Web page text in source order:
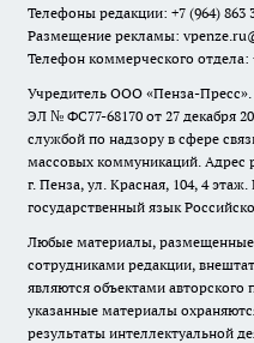
Телефоны редакции: +7 (964) 863
Размещение рекламы:
Телефон коммерческого отдела:
Учредитель ООО «Пенза-
ЭЛ № ФС77-68170 от 27 декабря
службой по надзору в сфере
массовых коммуникаций. Адрес
г. Пенза, ул. Красная, 104, 4
государственный язык
Любые материалы, размещенные
сотрудниками редакции,
являются объектами авторского
указанные материалы
результаты интеллектуальной